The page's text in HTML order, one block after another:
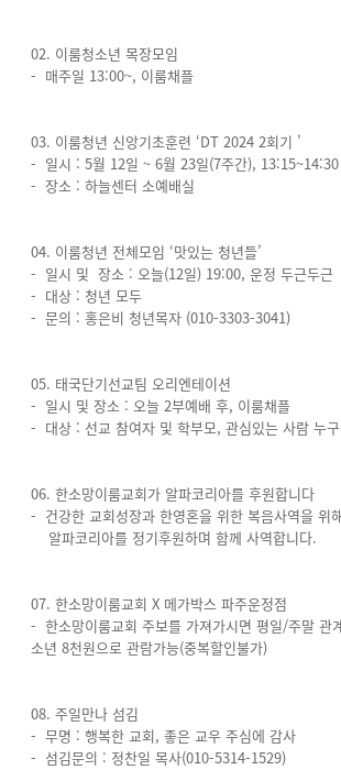
02. 이룸청소년 목장모임
- 매주일 13:00~, 이룸채플
03. 이룸청년 신앙기초훈련 ‘DT 2024 2회기 ’
- 일시 : 5월 12일 ~ 6월 23일(7주간), 13:15~14:30
- 장소 : 하늘센터 소예배실
04. 이룸청년 전체모임 ‘맛있는 청년들’
- 일시 및 장소 : 오늘(12일) 19:00, 운정 두근두근
- 대상 : 청년 모두
- 문의 : 홍은비 청년목자 (010-3303-3041)
05. 태국단기선교팀 오리엔테이션
- 일시 및 장소 : 오늘 2부예배 후, 이룸채플
- 대상 : 선교 참여자 및 학부모, 관심있는 사람 누
06. 한소망이룸교회가 알파코리아를 후원합니다
- 건강한 교회성장과 한영혼을 위한 복음사역을 위
알파코리아를 정기후원하며 함께 사역합니다.
07. 한소망이룸교회 X 메가박스 파주운정점
- 한소망이룸교회 주보를 가져가시면 평일/주말 관
소년 8천원으로 관람가능(중복할인불가)
08. 주일만나 섬김
- 무명 : 행복한 교회, 좋은 교우 주심에 감사
- 섬김문의 : 정찬일 목사(010-5314-1529)